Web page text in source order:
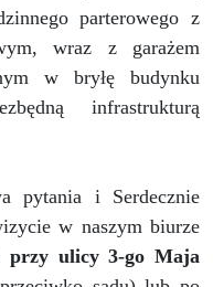
parterowego z
wraz z garażem
w bryłę budynku
infrastrukturą
pytania i Serdecznie
w naszym biurze
przy ulicy 3-go Maja